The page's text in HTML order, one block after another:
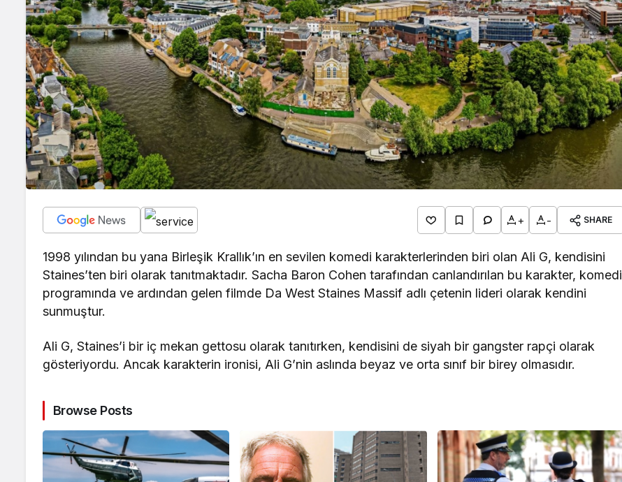
+ - SHARE
1998 yılından bu yana Birleşik Krallık’ın en sevilen komedi karakterlerinden biri olan Ali G, kendisini
Staines’ten biri olarak tanıtmaktadır. Sacha Baron Cohen tarafından canlandırılan bu karakter, komedi
programında ve ardından gelen filmde Da West Staines Massif adlı çetenin lideri olarak kendini
sunmuştur.
Ali G, Staines’i bir iç mekan gettosu olarak tanıtırken, kendisini de siyah bir gangster rapçi olarak
gösteriyordu. Ancak karakterin ironisi, Ali G’nin aslında beyaz ve orta sınıf bir birey olmasıdır.
Browse Posts